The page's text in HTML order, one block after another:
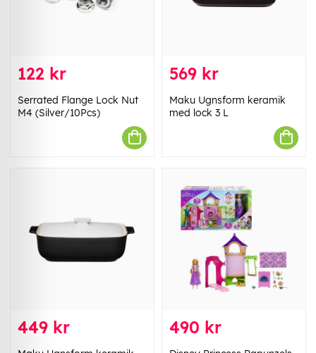
122 kr
Serrated Flange Lock Nut
M4 (Silver/10Pcs)
569 kr
Maku Ugnsform keramik
med lock 3 L
449 kr 490 kr